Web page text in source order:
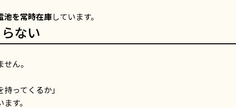
池を常時在庫しています。
ない
ん。
ってくるか」
す。